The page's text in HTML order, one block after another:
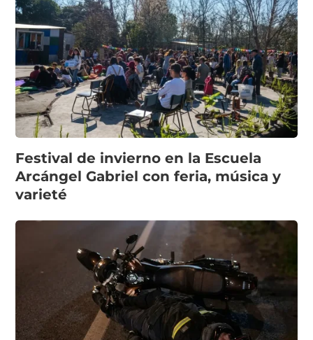
Festival de invierno en la Escuela
Arcángel Gabriel con feria, música y
varieté